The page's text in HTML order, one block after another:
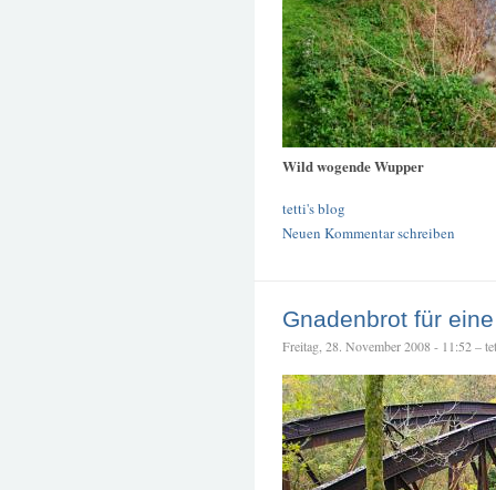
Wild wogende Wupper
tetti's blog
Neuen Kommentar schreiben
Gnadenbrot für
Freitag, 28. November 2008 - 11:52 –